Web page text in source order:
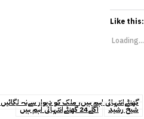
Like this:
Loading...
24 گھنٹےانتہائی اہم ہیں، ملک کو دیوار سےنہ لگائیں
اگلے24 گھنٹےانتہائی اہم ہیں شیخ رشید